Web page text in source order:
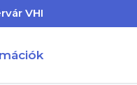
VHI